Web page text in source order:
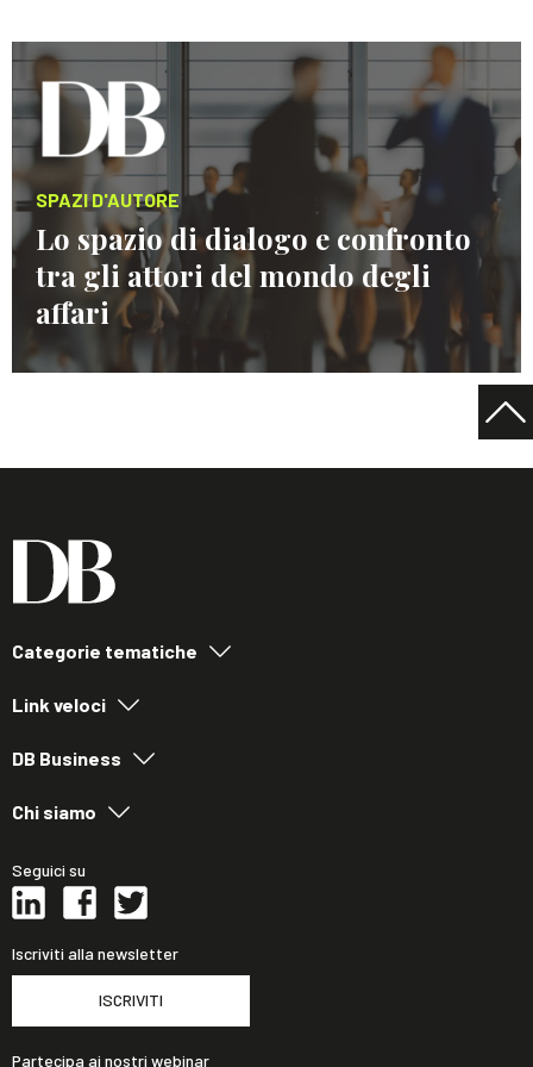
SPAZI D'AUTORE
Lo spazio di dialogo e confronto
tra gli attori del mondo degli
affari
Categorie tematiche
Link veloci
DB Business
Chi siamo
Seguici su
Iscriviti alla newsletter
ISCRIVITI
Partecipa ai nostri webinar